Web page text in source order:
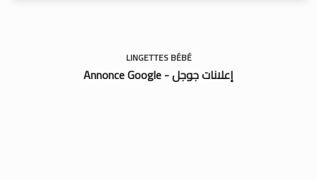
LINGETTES BÉBÉ
Annonce Google - إعلانات جوجل